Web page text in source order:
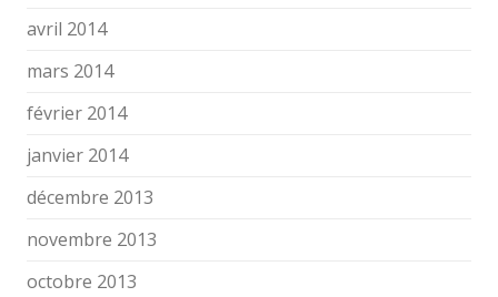
avril 2014
mars 2014
février 2014
janvier 2014
décembre 2013
novembre 2013
octobre 2013